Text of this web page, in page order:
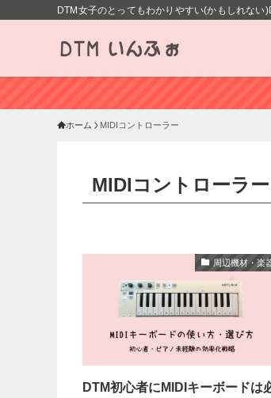
DTM女子のとってもわかりやすい(かもしれない
ホーム MIDIコントローラー
MIDIコントローラー
周辺機材・楽
DTM初心者にMIDIキーボードは